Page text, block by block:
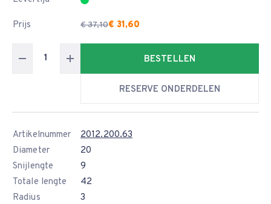
Prijs € 37,10€ 31,60
BESTELLEN
RESERVE ONDERDELEN
Artikelnummer
2012.200.63
Diameter
20
Snijlengte
9
Totale lengte
42
Radius
3